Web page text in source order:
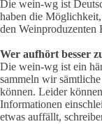
Die wein-wg ist
haben die
den Weinproduzenten
Wer aufhört besser
Die wein-wg ist ein
sammeln wir
können. Leider
Informationen
etwas auffällt,